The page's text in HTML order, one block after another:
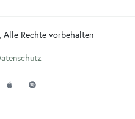
Rechte vorbehalten